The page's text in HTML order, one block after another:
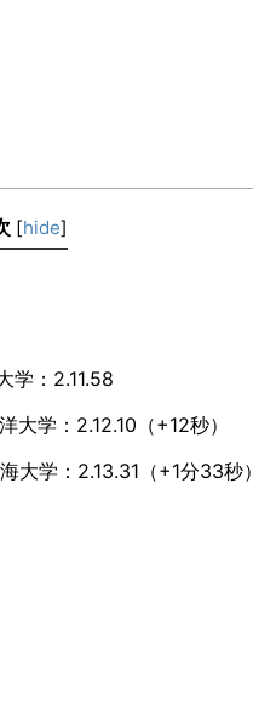
[hide]
学：2.11.58
大学：2.12.10（+12秒）
大学：2.13.31（+1分33秒）